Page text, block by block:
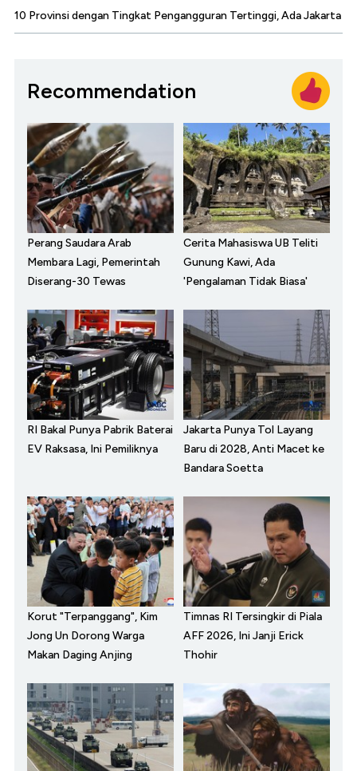
10 Provinsi dengan Tingkat Pengangguran Tertinggi, Ada Jakarta
Recommendation
Perang Saudara Arab
Membara Lagi, Pemerintah
Diserang-30 Tewas
Cerita Mahasiswa UB Teliti
Gunung Kawi, Ada
'Pengalaman Tidak Biasa'
RI Bakal Punya Pabrik Baterai
EV Raksasa, Ini Pemiliknya
Jakarta Punya Tol Layang
Baru di 2028, Anti Macet ke
Bandara Soetta
Korut "Terpanggang", Kim
Jong Un Dorong Warga
Makan Daging Anjing
Timnas RI Tersingkir di Piala
AFF 2026, Ini Janji Erick
Thohir